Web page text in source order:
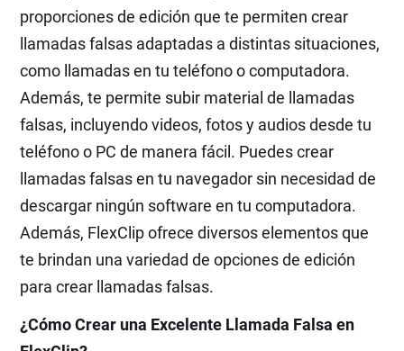
proporciones de edición que te permiten crear
llamadas falsas adaptadas a distintas situaciones,
como llamadas en tu teléfono o computadora.
Además, te permite subir material de llamadas
falsas, incluyendo videos, fotos y audios desde tu
teléfono o PC de manera fácil. Puedes crear
llamadas falsas en tu navegador sin necesidad de
descargar ningún software en tu computadora.
Además, FlexClip ofrece diversos elementos que
te brindan una variedad de opciones de edición
para crear llamadas falsas.
¿Cómo Crear una Excelente Llamada Falsa en